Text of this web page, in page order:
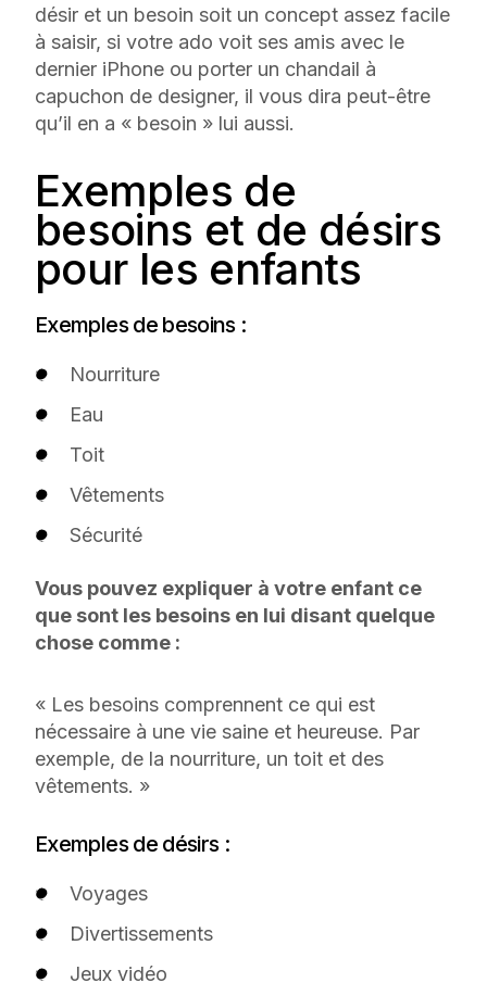
désir et un besoin soit un concept assez facile
à saisir, si votre ado voit ses amis avec le
dernier iPhone ou porter un chandail à
capuchon de designer, il vous dira peut-être
qu’il en a « besoin » lui aussi.
Exemples de
besoins et de désirs
pour les enfants
Exemples de besoins :
Nourriture
Eau
Toit
Vêtements
Sécurité
Vous pouvez expliquer à votre enfant ce
que sont les besoins en lui disant quelque
chose comme :
« Les besoins comprennent ce qui est
nécessaire à une vie saine et heureuse. Par
exemple, de la nourriture, un toit et des
vêtements. »
Exemples de désirs :
Voyages
Divertissements
Jeux vidéo